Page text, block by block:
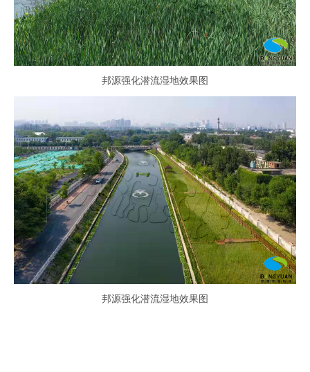
邦源强化潜流湿地效果图
邦源强化潜流湿地效果图